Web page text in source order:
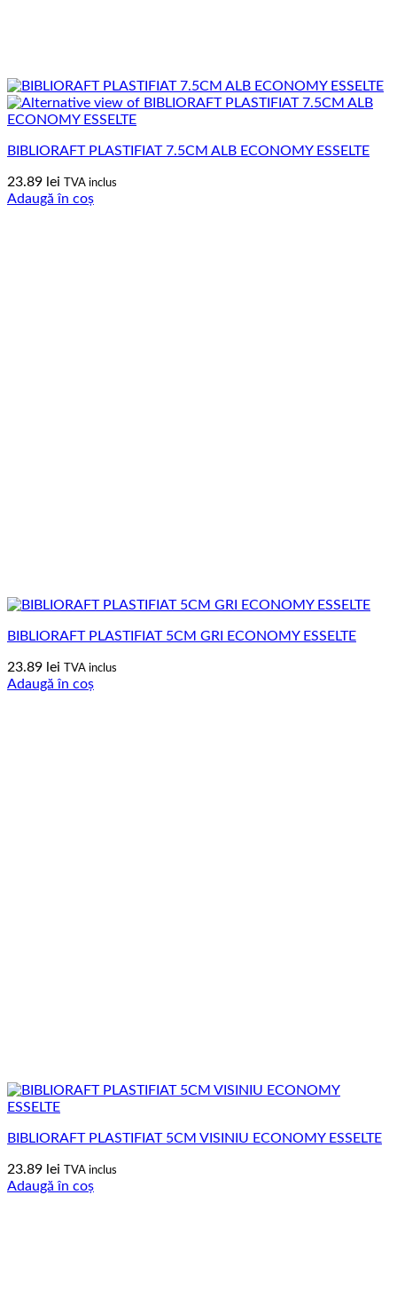
BIBLIORAFT PLASTIFIAT 7.5CM ALB ECONOMY ESSELTE
23.89 lei TVA inclus
Adaugă în coș
BIBLIORAFT PLASTIFIAT 5CM GRI ECONOMY ESSELTE
23.89 lei TVA inclus
Adaugă în coș
BIBLIORAFT PLASTIFIAT 5CM VISINIU ECONOMY ESSELTE
23.89 lei TVA inclus
Adaugă în coș